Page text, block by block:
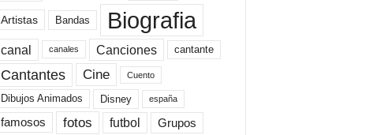
Artistas Bandas Biografia
canal canales Canciones cantante
Cantantes Cine Cuento
Dibujos Animados Disney españa
famosos fotos futbol Grupos